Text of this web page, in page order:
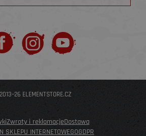
ELEMENTSTORE.CZ
Zwroty i reklamacjeDostawa
SKLEPU INTERNETOWEGOGDPR